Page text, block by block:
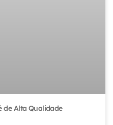
de Alta Qualidade